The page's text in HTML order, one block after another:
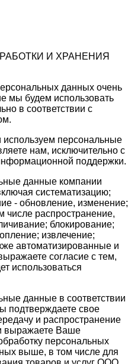
И ХРАНЕНИЯ
данных очень
мы будем использовать
в соответствии с
персональные
нам, исключительно с
поддержки.
данные компании
систематизацию;
- обновление, изменение;
числе распространение,
блокирование;
извлечение;
автоматизированные и
согласие с тем,
использоваться
данные в соответствии
подтверждаете свое
и распространение
выражаете Ваше
персональных
выше, в том числе для